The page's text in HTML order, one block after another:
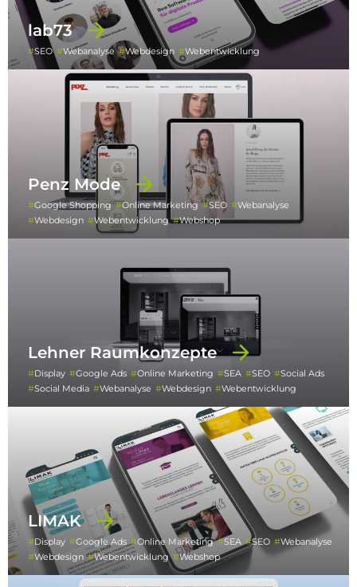
lab73
SEO Webanalyse Webdesign Webentwicklung
Penz Mode
Google Shopping Online Marketing SEO
Webanalyse
Webdesign
Webentwicklung Webshop
Lehner Raumkonzepte
Display Google Ads Online Marketing SEA SEO
Social Ads
Social Media
Webanalyse Webdesign Webentwicklung
LIMAK
Display Google Ads Online Marketing SEA SEO
Webanalyse
Webdesign
Webentwicklung Webshop